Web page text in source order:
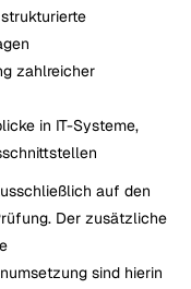
zahlreicher
in IT-Systeme,
auf den
Der zusätzliche
sind hierin